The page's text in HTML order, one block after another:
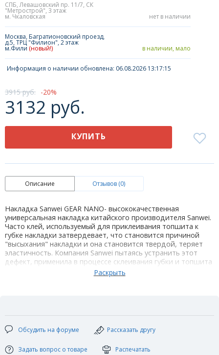
СПБ, Левашовский пр. 11/7, СК
"Метрострой", 3 этаж
м. Чкаловская нет в наличии
Москва, Багратионовский проезд,
д.5, ТРЦ "Филион", 2 этаж
м.Фили (новый!) в наличии, мало
Информация о наличии обновлена: 06.08.2026 13:17:15
3915 руб. 20
3132 руб.
КУПИТЬ
Описание Отзывов (0)
Накладка Sanwei GEAR NANO- высококачественная
универсальная накладка китайского производителя Sanwei.
Часто клей, используемый для приклеивания топшита к
губке накладки затвердевает, что становится причиной
"высыхания" накладки и она становится твердой, теряет
эластичность. Компания Sanwei пытаясь устранить этот
дефект, применила в процессе склеивания губки и топшита
эксклюзивный мягкий клей, который затвердевая не влияет
на эластичность резины. Эффективная передача энергии
время перекрутов и серии топспинов.
Технические характеристики:
Цвет: красный / черный
Тип накладки: гладкая
Обсудить на форуме Рассказать другу
Задать вопрос о товаре Распечатать